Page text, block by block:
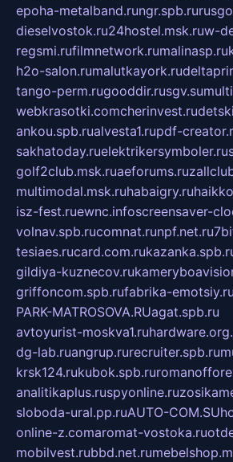
epoha-metalband.rungr.spb.ru
dieselvostok.ru24hostel.msk.ruw-
regsmi.rufilmnetwork.rumalinasp.ru
h2o-salon.rumalutkayork.ru
tango-perm.rugooddir.rusgv.su
webkrasotki.comcherinvest.ru
ankou.spb.rualvesta1.rupdf-
sakhatoday.ruelektrikersymboler.ru
golf2club.msk.ruaeforums.ru
multimodal.msk.ruhabaigry.ru
isz-fest.ruewnc.infoscreensaver-
volnav.spb.rucomnat.runpf.net.ru
tesiaes.rucard.com.ru
gildiya-kuznecov.ru
griffoncom.spb.rufabrika-emotsiy.ru
PARK-MATROSOVA.RUagat.spb.ru
avtoyurist-moskva1.ru
dg-lab.ruangrup.rurecruiter.spb.ru
krsk124.rukubok.spb.ru
analitikaplus.ruspyonline.ru
sloboda-ural.pp.ruAUTO-COM.SU
online-z.comaromat-vostoka.ru
mobilvest.rubbd.net.ru